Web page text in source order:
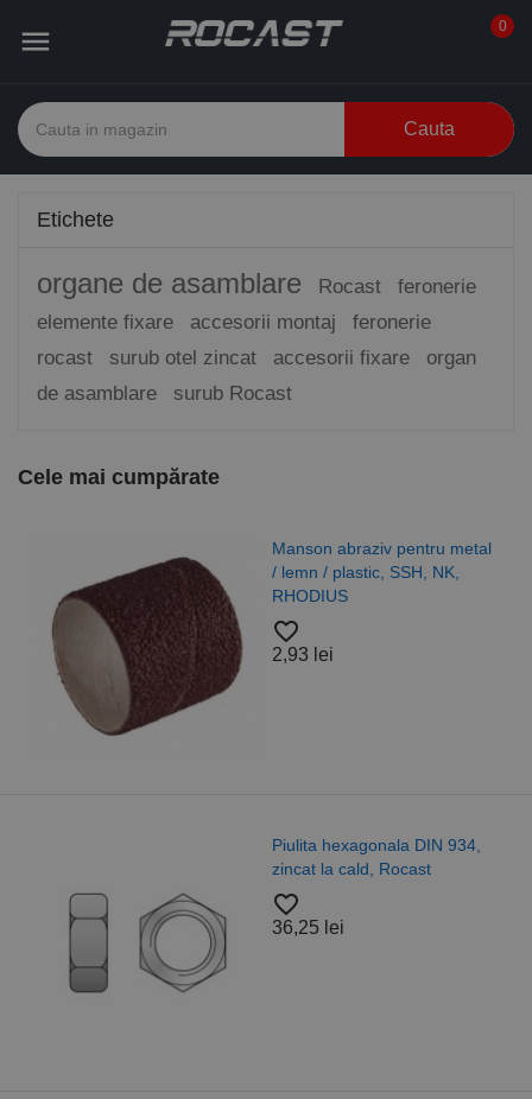
 0
Cauta
Etichete
organe de asamblare Rocast
feronerie
elemente fixare
accesorii montaj
feronerie
rocast
surub otel zincat accesorii fixare
organ
de asamblare
surub Rocast
Cele mai cumpărate
Manson abraziv pentru metal
/ lemn / plastic, SSH, NK,
RHODIUS
favorite_border
2,93 lei
Piulita hexagonala DIN 934,
zincat la cald, Rocast
36,25 lei